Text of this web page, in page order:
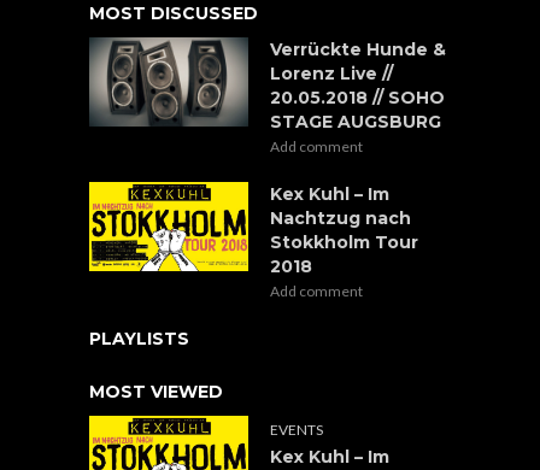
MOST DISCUSSED
Verrückte Hunde &
Lorenz Live //
20.05.2018 // SOHO
STAGE AUGSBURG
Add comment
Kex Kuhl – Im
Nachtzug nach
Stokkholm Tour
2018
Add comment
PLAYLISTS
MOST VIEWED
EVENTS
Kex Kuhl – Im